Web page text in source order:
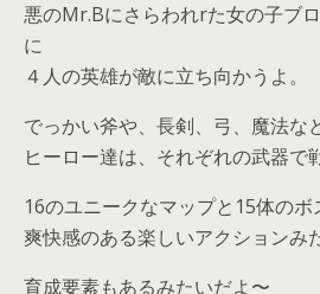
悪のMr.Bにさらわれrた女の子ブ
に
４人の英雄が敵に立ち向かうよ。
でっかい斧や、長剣、弓、魔法など
ヒーロー達は、それぞれの武器で
16のユニークなマップと15体のボ
爽快感のある楽しいアクションみ
育成要素もあるみたいだよ〜